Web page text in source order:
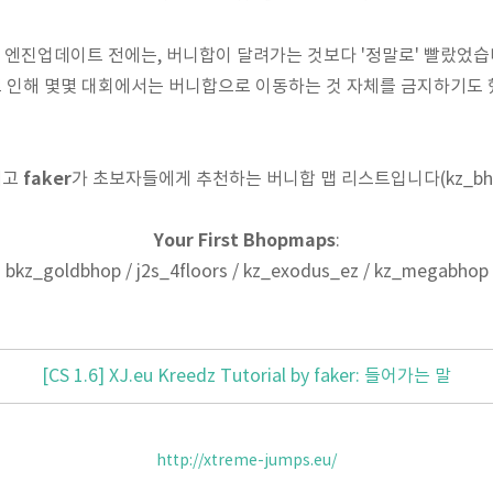
엔진업데이트 전에는, 버니합이 달려가는 것보다 '정말로' 빨랐었습
인해 몇몇 대회에서는 버니합으로 이동하는 것 자체를 금지하기도
faker가 초보자들에게 추천하는 버니합 맵 리스트입니다
Your First Bhopmaps:
bkz_goldbhop / j2s_4floors / kz_exodus_ez / kz_megabhop
[CS 1.6] XJ.eu Kreedz Tutorial by faker: 들어가는 말
http://xtreme-jumps.eu/